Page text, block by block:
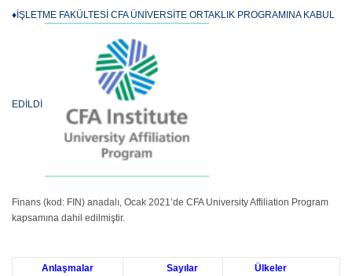
♦İŞLETME FAKÜLTESİ CFA ÜNİVERSİTE ORTAKLIK PROGRAMINA KABUL
EDİLDİ
Finans (kod: FIN) anadalı, Ocak 2021’de CFA University Affiliation Program
kapsamına dahil edilmiştir.
Anlaşmalar Sayılar Ülkeler